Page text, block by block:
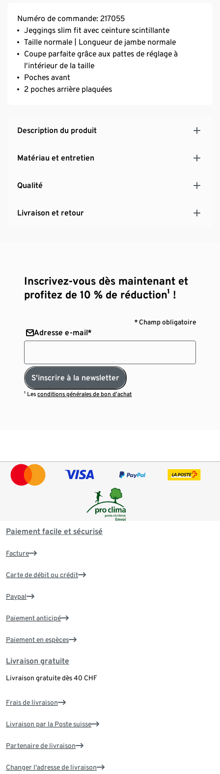
Numéro de commande: 217055
Jeggings slim fit avec ceinture scintillante
Taille normale | Longueur de jambe normale
Coupe parfaite grâce aux pattes de réglage à
l’intérieur de la taille
Poches avant
2 poches arrière plaquées
Description du produit
Matériau et entretien
Qualité
Livraison et retour
Inscrivez-vous dès maintenant et
profitez de 10 % de réduction¹ !
* Champ obligatoire
Adresse e-mail*
S'inscrire à la newsletter
¹ Lesconditions générales de bon d’achat
Paiement facile et sécurisé
Facture
Carte de débit ou crédit
Paypal
Paiement anticipé
Paiement en espèces
Livraison gratuite
Livraison gratuite dès 40 CHF
Frais de livraison
Livraison par la Poste suisse
Partenaire de livraison
Changer l'adresse de livraison